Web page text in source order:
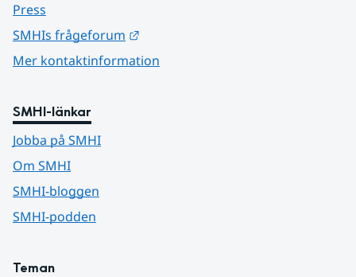
Press
SMHIs frågeforum
Mer kontaktinformation
SMHI-länkar
Jobba på SMHI
Om SMHI
SMHI-bloggen
SMHI-podden
Teman